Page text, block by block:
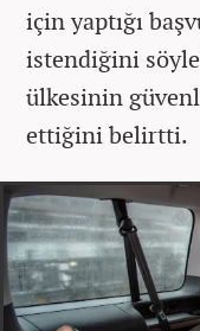
için yaptığı
istendiğini
ülkesinin
ettiğini belirtti.